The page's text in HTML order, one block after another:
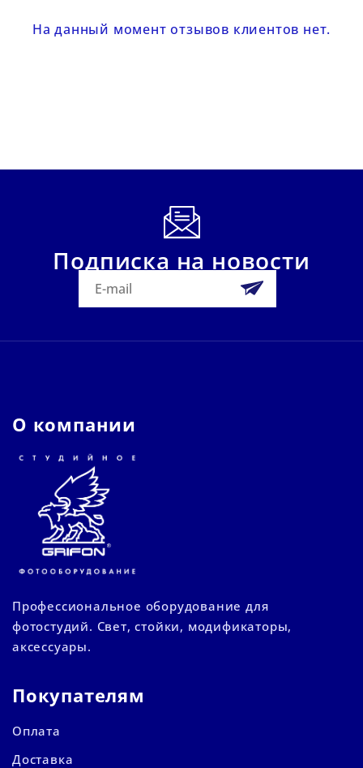
На данный момент отзывов клиентов нет.
Подписка на новости
О компании
Профессиональное оборудование для
фотостудий. Свет, стойки, модификаторы,
аксессуары.
Покупателям
Оплата
Доставка